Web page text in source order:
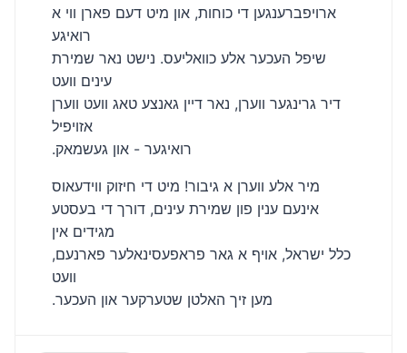
ארויפברענגען די כוחות, און מיט דעם פארן ווי א
רואיגע
שיפל העכער אלע כוואליעס. נישט נאר שמירת
עינים וועט
דיר גרינגער ווערן, נאר דיין גאנצע טאג וועט ווערן
אזויפיל
.רואיגער - און געשמאק
מיר אלע ווערן א גיבור! מיט די חיזוק ווידעאוס
אינעם ענין פון שמירת עינים, דורך די בעסטע
מגידים אין
כלל ישראל, אויף א גאר פראפעסינאלער פארנעם,
וועט
.מען זיך האלטן שטערקער און העכער